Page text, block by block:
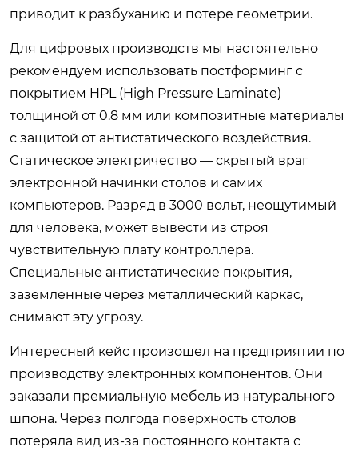
приводит к разбуханию и потере геометрии.
Для цифровых производств мы настоятельно
рекомендуем использовать постформинг с
покрытием HPL (High Pressure Laminate)
толщиной от 0.8 мм или композитные материалы
с защитой от антистатического воздействия.
Статическое электричество — скрытый враг
электронной начинки столов и самих
компьютеров. Разряд в 3000 вольт, неощутимый
для человека, может вывести из строя
чувствительную плату контроллера.
Специальные антистатические покрытия,
заземленные через металлический каркас,
снимают эту угрозу.
Интересный кейс произошел на предприятии по
производству электронных компонентов. Они
заказали премиальную мебель из натурального
шпона. Через полгода поверхность столов
потеряла вид из-за постоянного контакта с